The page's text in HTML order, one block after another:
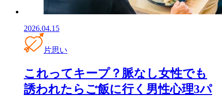
2026.04.15
片思い
これってキープ？脈なし女性でも
誘われたらご飯に行く男性心理3パ